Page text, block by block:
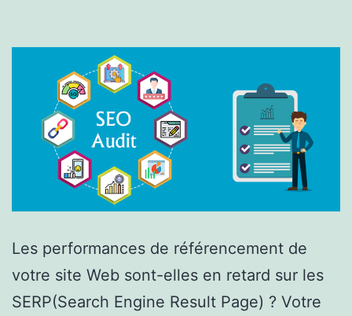
Les performances de référencement de
votre site Web sont-elles en retard sur les
SERP(Search Engine Result Page) ? Votre